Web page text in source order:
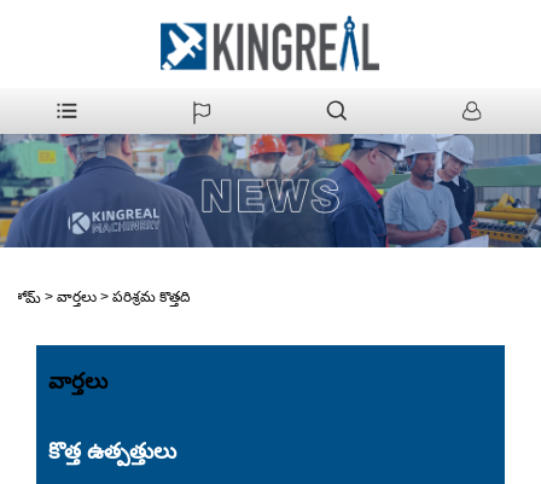
హోమ్ > వార్తలు > పరిశ్రమ కొత్తది
వార్తలు
కొత్త ఉత్పత్తులు